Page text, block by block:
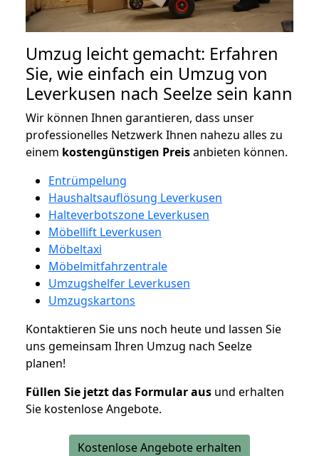
Umzug leicht gemacht: Erfahren
Sie, wie einfach ein Umzug von
Leverkusen nach Seelze sein kann
Wir können Ihnen garantieren, dass unser
professionelles Netzwerk Ihnen nahezu alles zu
einem kostengünstigen Preisanbieten können.
Entrümpelung
Haushaltsauflösung Leverkusen
Halteverbotszone Leverkusen
Möbellift Leverkusen
Möbeltaxi
Möbelmitfahrzentrale
Umzugshelfer Leverkusen
Umzugskartons
Kontaktieren Sie uns noch heute und lassen Sie
uns gemeinsam Ihren Umzug nach Seelze
planen!
Füllen Sie jetzt das Formular aus und erhalten
Sie kostenlose Angebote.
Kostenlose Angebote erhalten